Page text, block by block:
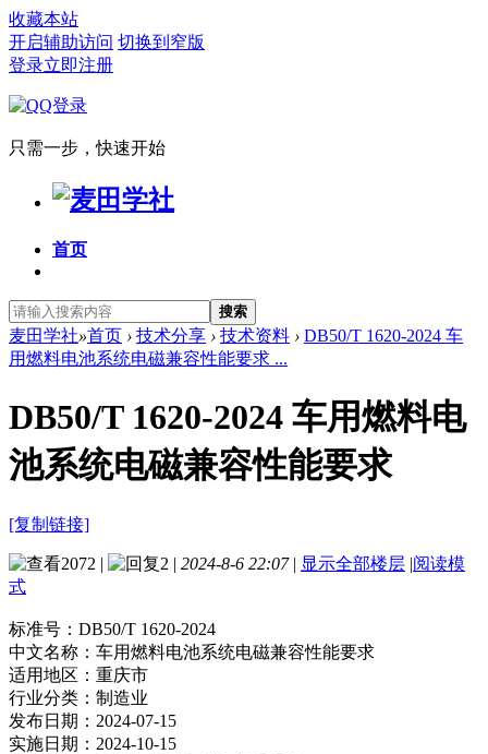
收藏本站
开启辅助访问 切换到窄版
登录立即注册
只需一步，快速开始
首页
搜索
麦田学社»首页 › 技术分享 › 技术资料 › DB50/T 1620-2024 车
用燃料电池系统电磁兼容性能要求 ...
DB50/T 1620-2024 车用燃料电
池系统电磁兼容性能要求
[复制链接]
2072 | 2 | 2024-8-6 22:07 | 显示全部楼层 |阅读模
式
标准号： DB50/T 1620-2024
中文名称： 车用燃料电池系统电磁兼容性能要求
适用地区： 重庆市
行业分类： 制造业
发布日期： 2024-07-15
实施日期： 2024-10-15